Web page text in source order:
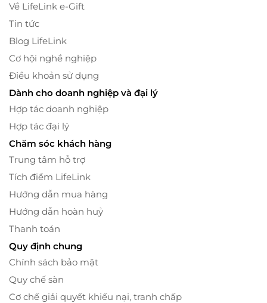
Về LifeLink e-Gift
Tin tức
Blog LifeLink
Cơ hội nghề nghiệp
Điều khoản sử dụng
Dành cho doanh nghiệp và đại lý
Hợp tác doanh nghiệp
Hợp tác đại lý
Chăm sóc khách hàng
Trung tâm hỗ trợ
Tích điểm LifeLink
Hướng dẫn mua hàng
Hướng dẫn hoàn huỷ
Thanh toán
Quy định chung
Chính sách bảo mật
Quy chế sàn
Cơ chế giải quyết khiếu nại, tranh chấp